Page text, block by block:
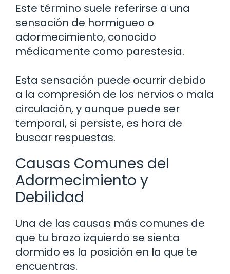
Este término suele referirse a una
sensación de hormigueo o
adormecimiento, conocido
médicamente como parestesia.
Esta sensación puede ocurrir debido
a la compresión de los nervios o mala
circulación, y aunque puede ser
temporal, si persiste, es hora de
buscar respuestas.
Causas Comunes del
Adormecimiento y
Debilidad
Una de las causas más comunes de
que tu brazo izquierdo se sienta
dormido es la posición en la que te
encuentras.